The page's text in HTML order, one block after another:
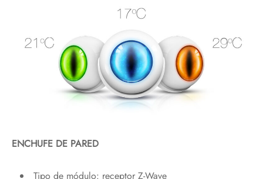
ENCHUFE DE PARED
Tipo de módulo: receptor Z-Wave